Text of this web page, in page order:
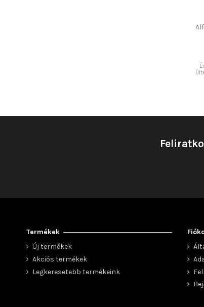
Termékek
Új termékek
Akciós termékek
Legkeresetebb termékeink